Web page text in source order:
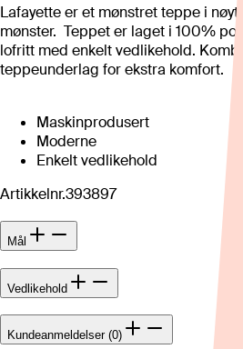
Lafayette er et mønstret teppe i
mønster. Teppet er laget i 100%
lofritt med enkelt vedlikehold.
teppeunderlag for ekstra komfort.
Maskinprodusert
Moderne
Enkelt vedlikehold
Artikkelnr.393897
Mål
Vedlikehold
Kundeanmeldelser (0)